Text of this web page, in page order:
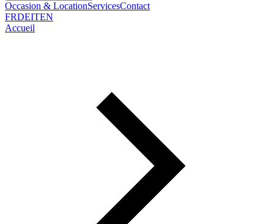
Occasion & LocationServicesContact
FRDEITEN
Accueil